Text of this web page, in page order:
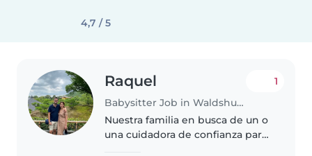
4,7 / 5
Raquel
Babysitter Job in Waldshut-Tiengen
1
Nuestra familia en busca de un o
una cuidadora de confianza para